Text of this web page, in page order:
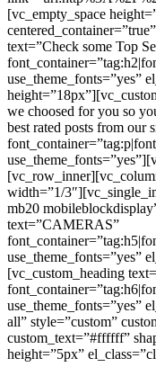
[vc_empty_space
text=”Check some Top
use_theme_fonts=”yes”
we choosed for you so
best rated posts from our
width=”1/
mb20
text=”CAMERAS”
use_theme_fonts=”yes”
[vc_custom_heading
use_theme_fonts=”yes”
all” style=”custom”
custom_text=”#ffffff”
height=”5px”